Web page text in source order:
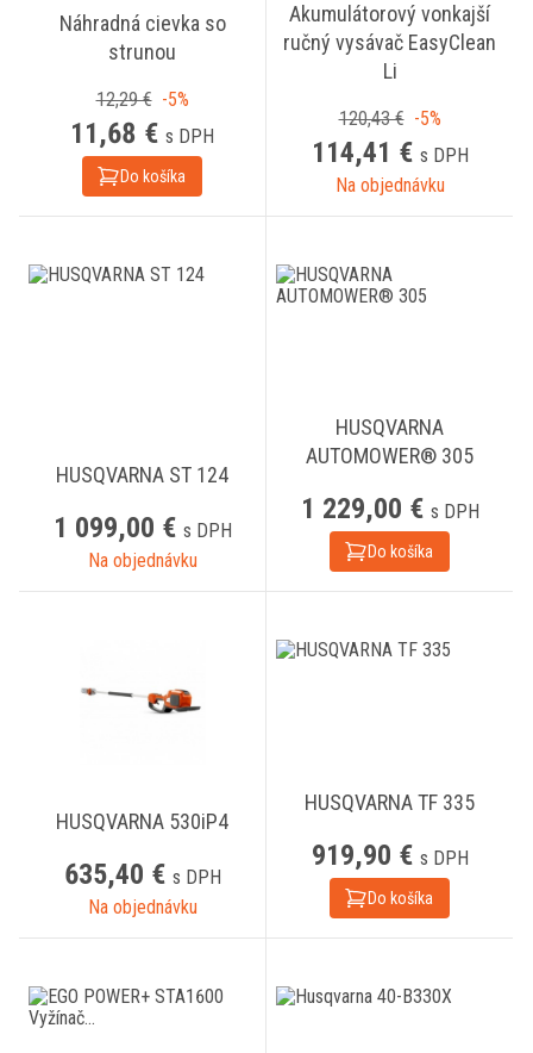
Náhradná cievka so
strunou
12,29 € -5%
11,68 € s DPH
Do košíka
Akumulátorový vonkajší
ručný vysávač EasyClean
Li
120,43 € -5%
114,41 € s DPH
Na objednávku
HUSQVARNA ST 124
1 099,00 € s DPH
Na objednávku
HUSQVARNA
AUTOMOWER® 305
1 229,00 € s DPH
Do košíka
HUSQVARNA 530iP4
635,40 € s DPH
Na objednávku
HUSQVARNA TF 335
919,90 € s DPH
Do košíka